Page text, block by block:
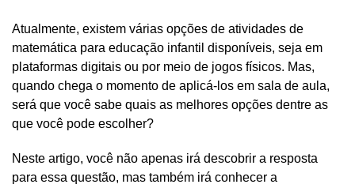
Atualmente, existem várias opções de atividades de
matemática para educação infantil disponíveis, seja em
plataformas digitais ou por meio de jogos físicos. Mas,
quando chega o momento de aplicá-los em sala de aula,
será que você sabe quais as melhores opções dentre as
que você pode escolher?
Neste artigo, você não apenas irá descobrir a resposta
para essa questão, mas também irá conhecer a